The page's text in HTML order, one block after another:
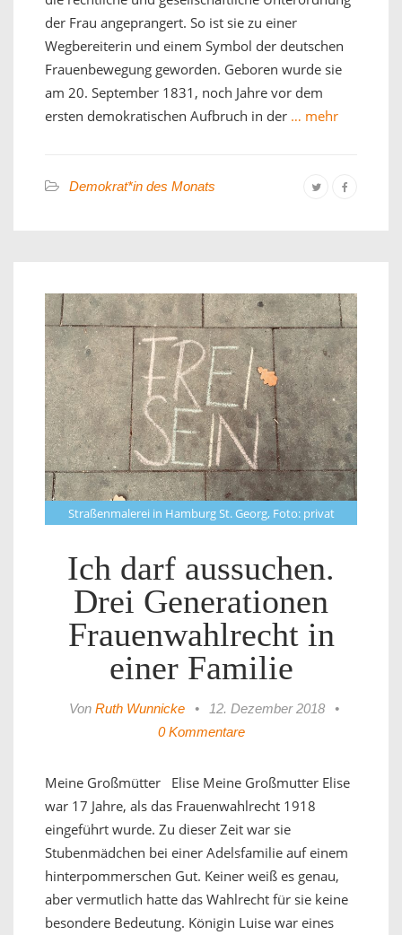
der Frau angeprangert. So ist sie zu einer
Wegbereiterin und einem Symbol der deutschen
Frauenbewegung geworden. Geboren wurde sie
am 20. September 1831, noch Jahre vor dem
ersten demokratischen Aufbruch in der … mehr
Demokrat*in des Monats
Straßenmalerei in Hamburg St. Georg, Foto: privat
Ich darf aussuchen.
Drei Generationen
Frauenwahlrecht in
einer Familie
Von Ruth Wunnicke • 12. Dezember 2018
•
0 Kommentare
Meine Großmütter Elise Meine Großmutter Elise
war 17 Jahre, als das Frauenwahlrecht 1918
eingeführt wurde. Zu dieser Zeit war sie
Stubenmädchen bei einer Adelsfamilie auf einem
hinterpommerschen Gut. Keiner weiß es genau,
aber vermutlich hatte das Wahlrecht für sie keine
besondere Bedeutung. Königin Luise war eines